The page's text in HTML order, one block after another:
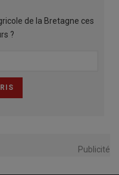
de la Bretagne ces
?
Publicité